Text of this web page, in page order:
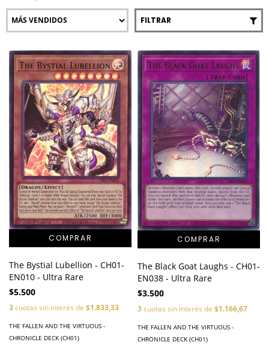
FILTRAR
The Bystial Lubellion - CH01-
EN010 - Ultra Rare
$5.500
3cuotas sin interés de $1.833,33
THE FALLEN AND THE VIRTUOUS -
CHRONICLE DECK (CH01)
The Black Goat Laughs - CH01-
EN038 - Ultra Rare
$3.500
3cuotas sin interés de $1.166,67
THE FALLEN AND THE VIRTUOUS -
CHRONICLE DECK (CH01)